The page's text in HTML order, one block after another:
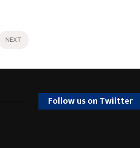
NEXT
Follow us on Twiitter